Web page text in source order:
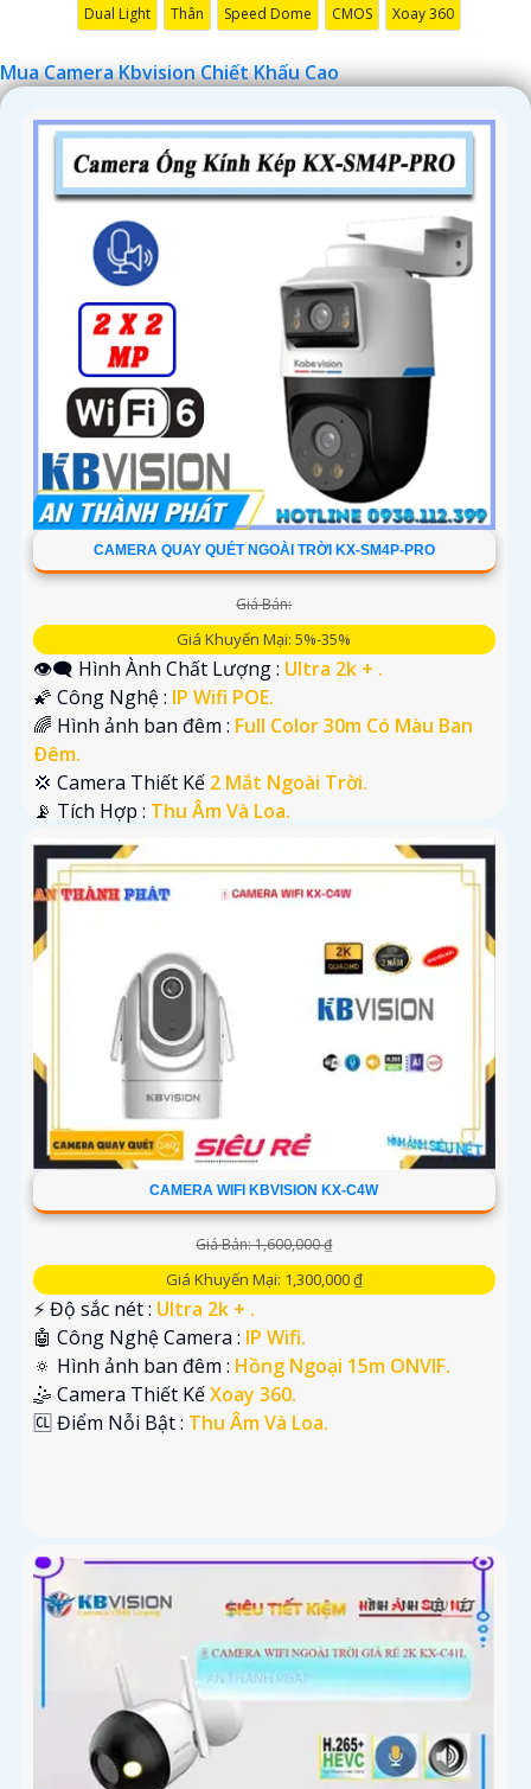
Dual Light Thân Speed Dome CMOS Xoay 360
Mua Camera Kbvision Chiết Khấu Cao
CAMERA QUAY QUÉT NGOÀI TRỜI KX-SM4P-PRO
Giá Bán:
Giá Khuyến Mại: 5%-35%
👁️‍🗨 Hình Ành Chất Lượng : Ultra 2k + .
🌠 Công Nghệ : IP Wifi POE.
🌈 Hình ảnh ban đêm : Full Color 30m Có Màu Ban
Ðêm.
💢 Camera Thiết Kế 2 Mắt Ngoài Trời.
️📡 Tích Hợp : Thu Âm Và Loa.
CAMERA WIFI KBVISION KX-C4W
Giá Bán: 1,600,000 ₫
Giá Khuyến Mại: 1,300,000 ₫
️⚡ Độ sắc nét : Ultra 2k + .
🤖️ Công Nghệ Camera : IP Wifi.
🔅 Hình ảnh ban đêm : Hồng Ngoại 15m ONVIF.
🤹 Camera Thiết KếXoay 360.
️🆑 Điểm Nỗi Bật : Thu Âm Và Loa.